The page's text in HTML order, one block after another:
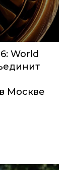
World
Москве